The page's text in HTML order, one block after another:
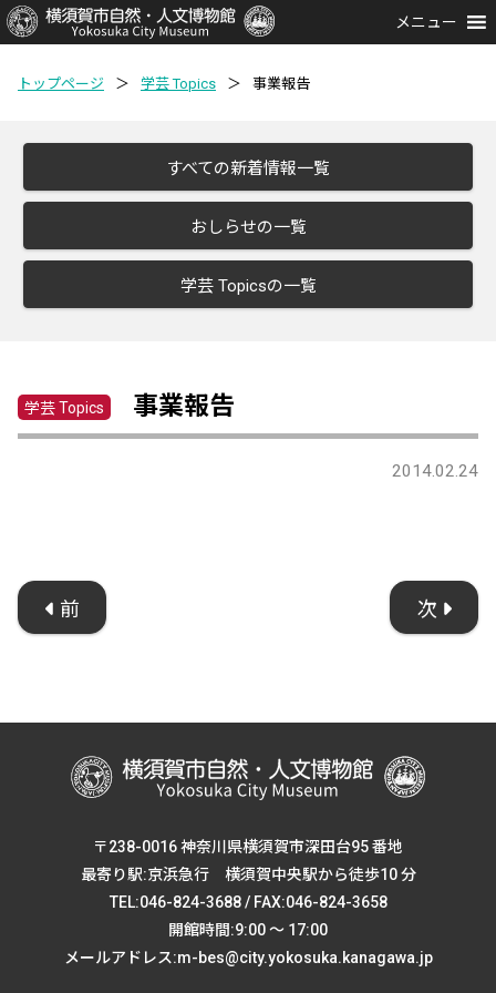
メニュー
トップページ ＞ 学芸 Topics ＞ 事業報告
すべての新着情報一覧
おしらせの一覧
学芸 Topicsの一覧
学芸 Topics 事業報告
2014.02.24
前 次
〒238-0016 神奈川県横須賀市深田台95 番地
最寄り駅:京浜急行 横須賀中央駅から徒歩10 分
TEL:046-824-3688 / FAX:046-824-3658
開館時間:9:00 ～ 17:00
メールアドレス:m-bes@city.yokosuka.kanagawa.jp